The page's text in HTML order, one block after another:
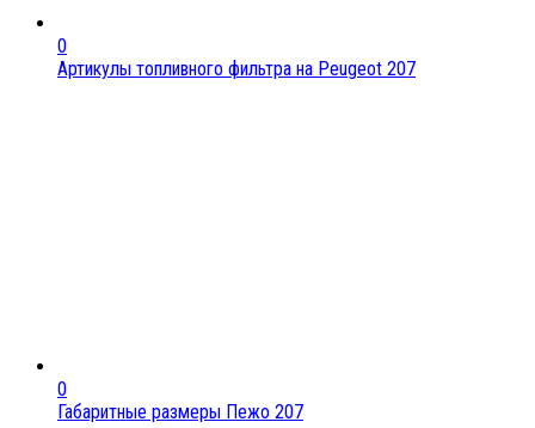
0
Артикулы топливного фильтра на Peugeot 207
0
Габаритные размеры Пежо 207